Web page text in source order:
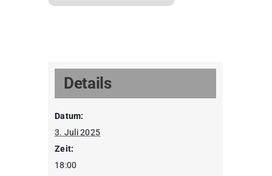
Details
Datum:
3. Juli 2025
Zeit:
18:00